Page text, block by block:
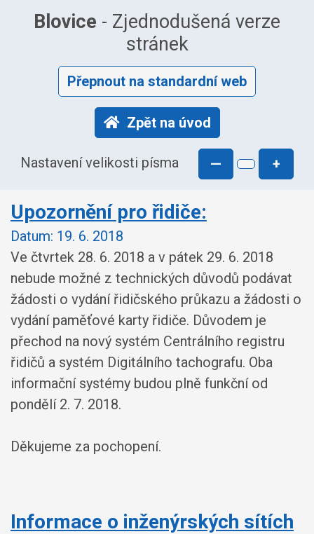
Blovice - Zjednodušená verze
stránek
Přepnout na standardní web
Zpět na úvod
Nastavení velikosti písma — +
Upozornění pro řidiče:
Datum: 19. 6. 2018
Ve čtvrtek 28. 6. 2018 a v pátek 29. 6. 2018
nebude možné z technických důvodů podávat
žádosti o vydání řidičského průkazu a žádosti o
vydání paměťové karty řidiče. Důvodem je
přechod na nový systém Centrálního registru
řidičů a systém Digitálního tachografu. Oba
informační systémy budou plně funkční od
pondělí 2. 7. 2018.
Děkujeme za pochopení.
Informace o inženýrských sítích